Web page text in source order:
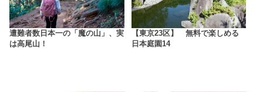
遭難者数日本一の「魔の山」、実
は高尾山！
【東京23区】 無料で楽しめる
日本庭園14